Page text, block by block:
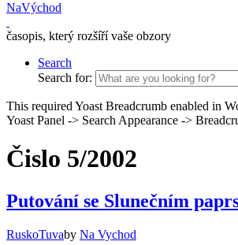
NaVýchod
časopis, který rozšíří vaše obzory
Search
Search for:
This required Yoast Breadcrumb enabled in
Yoast Panel -> Search Appearance ->
Čislo 5/2002
Putování se Slunečním
RuskoTuvaby Na Vychod